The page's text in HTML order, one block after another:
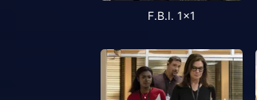
F.B.I. 1x1